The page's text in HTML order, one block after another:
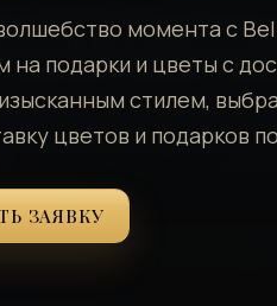
момента с
на подарки и цветы с
стилем,
цветов и подарков
ЗАЯВКУ